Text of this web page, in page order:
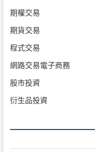
期權交易
期貨交易
程式交易
網路交易電子商務
股市投資
衍生品投資